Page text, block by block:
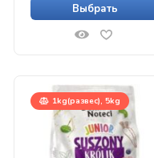
Выбрать
1kg(развес), 5kg